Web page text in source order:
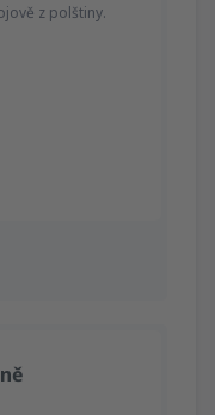
z polštiny.